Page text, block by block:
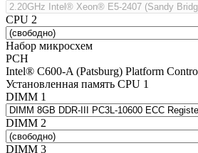
CPU 2
Набор микросхем
PCH
Intel® C600-A (Patsburg) Platform
Установленная память CPU 1
DIMM 1
DIMM 2
DIMM 3